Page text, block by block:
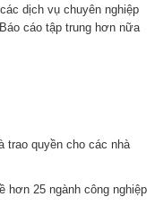
dịch vụ chuyên nghiệp
cáo tập trung hơn nữa
trao quyền cho các nhà
hơn 25 ngành công nghiệp